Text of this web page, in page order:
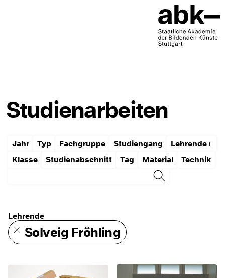
Studienarbeiten
Jahr Typ Fachgruppe Studiengang
Lehrende
Klasse
Studienabschnitt Tag Material Technik
Lehrende
Solveig Fröhling